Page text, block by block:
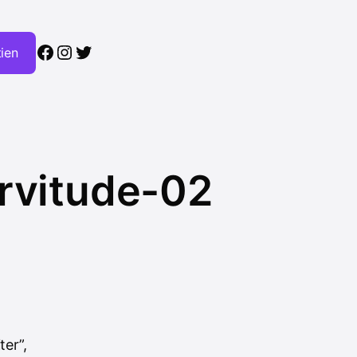
Facebook
Instagram
Twitter
02